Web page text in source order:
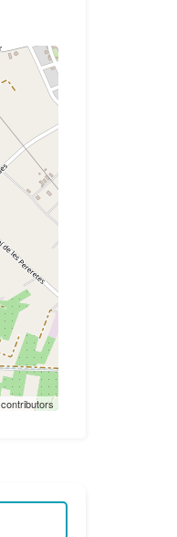
contributors